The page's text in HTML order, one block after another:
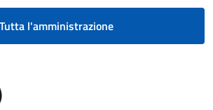
Tutta l'amministrazione